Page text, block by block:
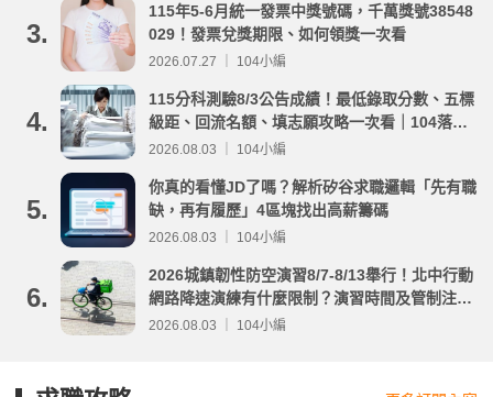
3.
115年5-6月統一發票中獎號碼，千萬獎號38548
029！發票兌獎期限、如何領獎一次看
2026.07.27 ｜ 104小編
4.
115分科測驗8/3公告成績！最低錄取分數、五標
級距、回流名額、填志願攻略一次看｜104落點
分析
2026.08.03 ｜ 104小編
5.
你真的看懂JD了嗎？解析矽谷求職邏輯「先有職
缺，再有履歷」4區塊找出高薪籌碼
2026.08.03 ｜ 104小編
6.
2026城鎮韌性防空演習8/7-8/13舉行！北中行動
網路降速演練有什麼限制？演習時間及管制注意
事項整理
2026.08.03 ｜ 104小編